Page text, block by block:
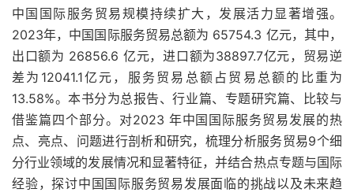
中国国际服务贸易规模持续扩大，发展活力显著增强。
2023年，中国国际服务贸易总额为 65754.3 亿元，其中，
出口额为 26856.6 亿元，进口额为38897.7亿元，贸易逆
差为12041.1亿元，服务贸易总额占贸易总额的比重为
13.58%。本书分为总报告、行业篇、专题研究篇、比较与
借鉴篇四个部分。对2023 年中国国际服务贸易发展的热
点、亮点、问题进行剖析和研究，梳理分析服务贸易9个细
分行业领域的发展情况和显著特征，并结合热点专题与国际
经验，探讨中国国际服务贸易发展面临的挑战以及未来趋